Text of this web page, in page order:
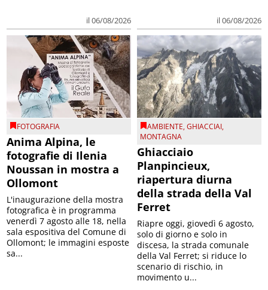
il 06/08/2026 il 06/08/2026
FOTOGRAFIA
Anima Alpina, le
fotografie di Ilenia
Noussan in mostra a
Ollomont
L'inaugurazione della mostra
fotografica è in programma
venerdì 7 agosto alle 18, nella
sala espositiva del Comune di
Ollomont; le immagini esposte
sa...
AMBIENTE,GHIACCIAI,
MONTAGNA
Ghiacciaio
Planpincieux,
riapertura diurna
della strada della Val
Ferret
Riapre oggi, giovedì 6 agosto,
solo di giorno e solo in
discesa, la strada comunale
della Val Ferret; si riduce lo
scenario di rischio, in
movimento u...